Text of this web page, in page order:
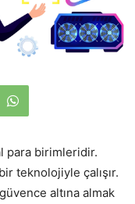
para birimleridir.
teknolojiyle çalışır.
altına almak